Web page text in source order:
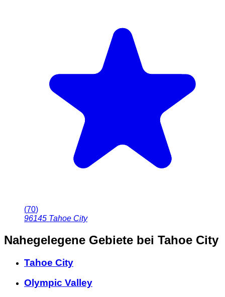
(70)
96145 Tahoe City
Nahegelegene Gebiete bei Tahoe City
Tahoe City
Olympic Valley